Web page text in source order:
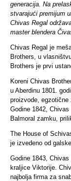
generacija. Na
stvarajući premijum
Chivas Regal
master blendera
Chivas Regal je
Brothers, u
Brothers je prvi
Koreni Chivas
u Aberdinu 1801.
proizvode,
Godine 1842,
Balmoral zamku,
The House of
je izvedeno od
Godine 1843,
kraljice Viktorije.
najbolja firma za